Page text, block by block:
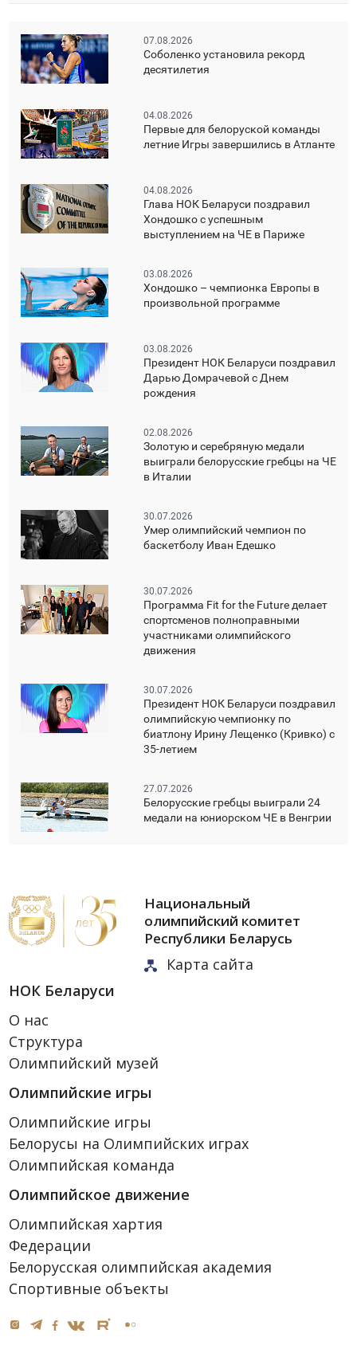
07.08.2026
Соболенко установила рекорд
десятилетия
04.08.2026
Первые для белоруской команды
летние Игры завершились в Атланте
04.08.2026
Глава НОК Беларуси поздравил
Хондошко с успешным
выступлением на ЧЕ в Париже
03.08.2026
Хондошко – чемпионка Европы в
произвольной программе
03.08.2026
Президент НОК Беларуси поздравил
Дарью Домрачевой с Днем
рождения
02.08.2026
Золотую и серебряную медали
выиграли белорусские гребцы на ЧЕ
в Италии
30.07.2026
Умер олимпийский чемпион по
баскетболу Иван Едешко
30.07.2026
Программа Fit for the Future делает
спортсменов полноправными
участниками олимпийского
движения
30.07.2026
Президент НОК Беларуси поздравил
олимпийскую чемпионку по
биатлону Ирину Лещенко (Кривко) с
35-летием
27.07.2026
Белорусские гребцы выиграли 24
медали на юниорском ЧЕ в Венгрии
Национальный
олимпийский комитет
Республики Беларусь
Карта сайта
НОК Беларуси
О нас
Структура
Олимпийский музей
Олимпийские игры
Олимпийские игры
Белорусы на Олимпийских играх
Олимпийская команда
Олимпийское движение
Олимпийская хартия
Федерации
Белорусская олимпийская академия
Спортивные объекты